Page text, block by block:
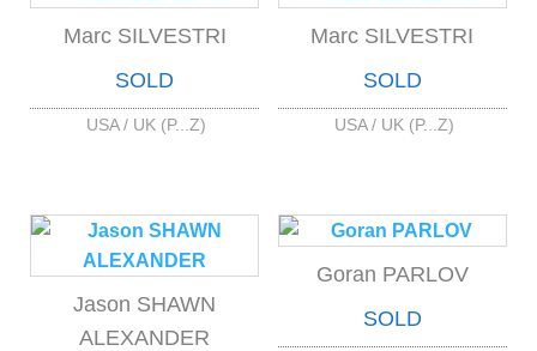
Marc SILVESTRI
SOLD
USA / UK (P...Z)
Marc SILVESTRI
SOLD
USA / UK (P...Z)
Jason SHAWN
ALEXANDER
Goran PARLOV
SOLD